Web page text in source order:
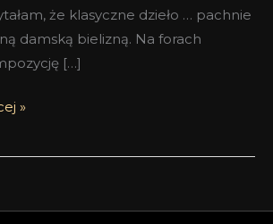
że klasyczne dzieło … pachnie
damską bielizną. Na forach
[…]
»